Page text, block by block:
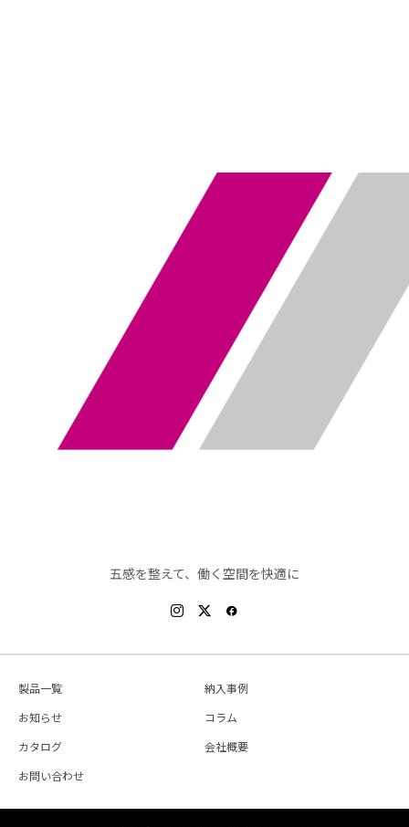
五感を整えて、働く空間を快適に
製品一覧
納入事例
お知らせ
コラム
カタログ
会社概要
お問い合わせ